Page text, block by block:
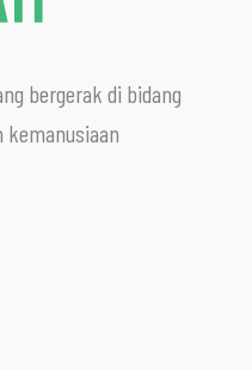
bergerak di bidang
kemanusiaan